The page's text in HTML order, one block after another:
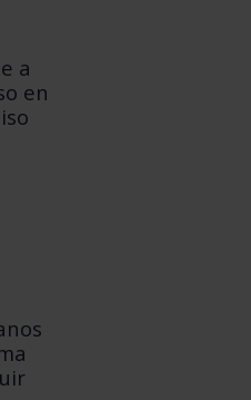
a
en